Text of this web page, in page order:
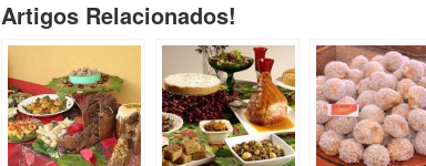
Artigos Relacionados!